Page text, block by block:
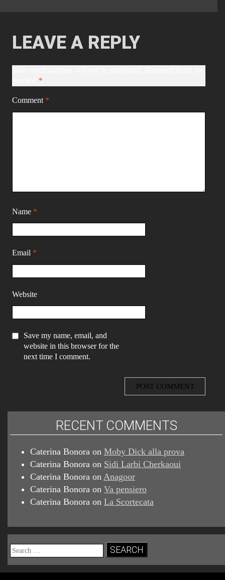
LEAVE A REPLY
*
Comment *
Name *
Email *
Website
Save my name, email, and
website in this browser for the
next time I comment.
RECENT COMMENTS
Caterina Bonora on Moby Dick alla prova
Caterina Bonora on Sidi Larbi Cherkaoui
Caterina Bonora on Anagoor
Caterina Bonora on Va pensiero
Caterina Bonora on La Scortecata
Search
for: